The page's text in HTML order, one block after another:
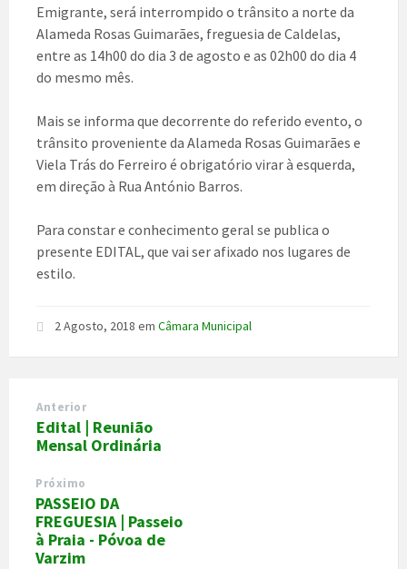
Emigrante, será interrompido o trânsito a norte da
Alameda Rosas Guimarães, freguesia de Caldelas,
entre as 14h00 do dia 3 de agosto e as 02h00 do dia 4
do mesmo mês.
Mais se informa que decorrente do referido evento, o
trânsito proveniente da Alameda Rosas Guimarães e
Viela Trás do Ferreiro é obrigatório virar à esquerda,
em direção à Rua António Barros.
Para constar e conhecimento geral se publica o
presente EDITAL, que vai ser afixado nos lugares de
estilo.
2 Agosto, 2018 em Câmara Municipal
Anterior
Edital | Reunião
Mensal Ordinária
Próximo
PASSEIO DA
FREGUESIA | Passeio
à Praia - Póvoa de
Varzim